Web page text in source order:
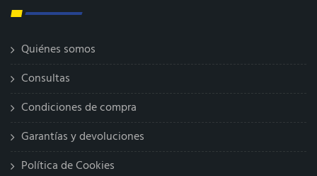
Quiénes somos
Consultas
Condiciones de compra
Garantías y devoluciones
Política de Cookies